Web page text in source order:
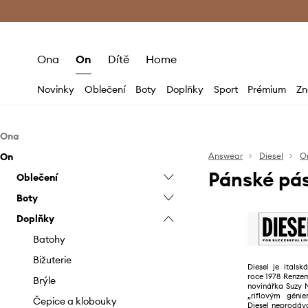
Doručení a
Ona On Dítě Home
Novinky Oblečení Boty Doplňky Sport Prémium
Ona
Bundy
Džíny
Halenky a košile
Kalhoty a legíny
Mikiny
Plavky
Spodní prádlo
Boty
Baleríny
Kotníkové boty
Kozačky
Lodičky
Sandály a pantofle
Sneakers boty
Doplňky
Batohy
Bižuterie
Brýle
Hodinky
Kabelky
On
Oblečení
Bundy
Džíny
Kabáty
Kalhoty
Košile
Kraťasy
Boty
Kotníkové boty
Mokasíny a polobotky
Sneakers boty
Doplňky
Batohy
Bižuterie
Brýle
Čepice a klobouky
Answear Diesel
Pánské
Diesel je
roce 1978
novinářka Suzy
„riflovým
Diesel